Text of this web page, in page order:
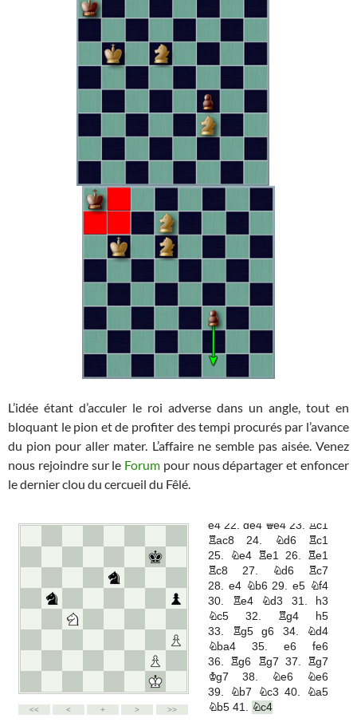
L’idée étant d’acculer le roi adverse dans un angle, tout en
bloquant le pion et de profiter des tempi procurés par l’avance
du pion pour aller mater. L’affaire ne semble pas aisée. Venez
nous rejoindre sur le Forum pour nous départager et enfoncer
le dernier clou du cercueil du Fêlé.